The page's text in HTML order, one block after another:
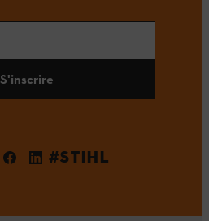
S'inscrire
#STIHL